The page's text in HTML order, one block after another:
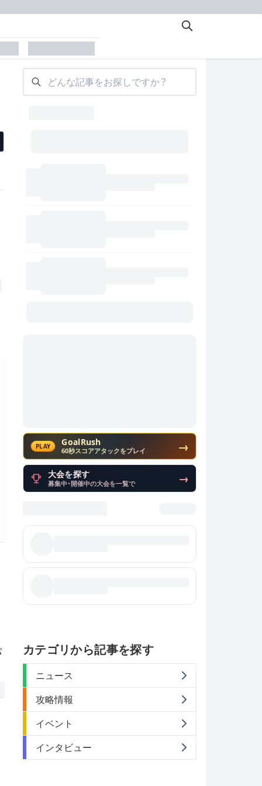
どんな記事をお探しですか？
PLAY GoalRush
60秒スコアアタックをプレイ →
大会を探す
募集中・開催中の大会を一覧で →
カテゴリから記事を探す
ニュース
攻略情報
イベント
インタビュー